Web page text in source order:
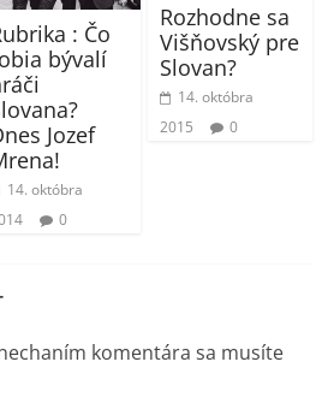
: Čo
bývalí
Jozef
14. októbra
0
Rozhodne sa
Višňovský pre
Slovan?
14. októbra
2015
0
komentára sa musíte